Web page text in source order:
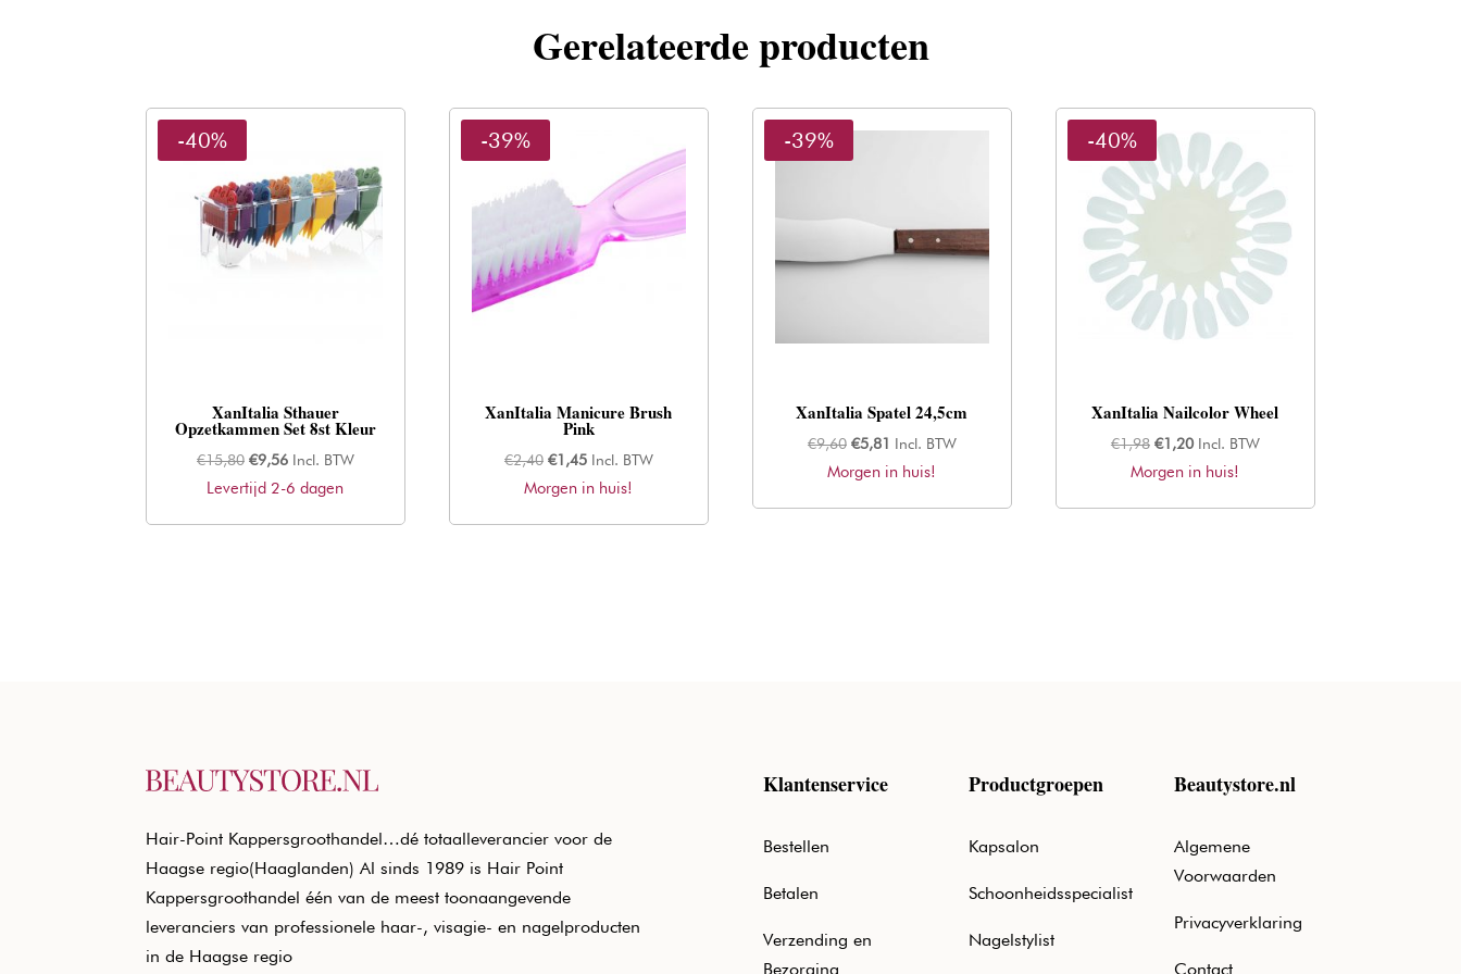
Gerelateerde producten
-40%
XanItalia Sthauer
Opzetkammen Set 8st Kleur
€15,80 Oorspronkelijke
prijs
€9,56Huidige
prijs
Incl. BTW
Levertijd 2-6 dagen
-39%
XanItalia Manicure Brush
Pink
€2,40 Oorspronkelijke
prijs
€1,45Huidige
prijs
Incl. BTW
Morgen in huis!
-39%
XanItalia Spatel 24,5cm
€9,60 Oorspronkelijke
prijs
€5,81 Huidige
prijs
Incl. BTW
Morgen in huis!
-40%
XanItalia Nailcolor Wheel
€1,98 Oorspronkelijke
prijs
€1,20Huidige
prijs
Incl. BTW
Morgen in huis!
Hair-Point Kappersgroothandel…dé totaalleverancier voor de
Haagse regio(Haaglanden) Al sinds 1989 is Hair Point
Kappersgroothandel één van de meest toonaangevende
leveranciers van professionele haar-, visagie- en nagelproducten
in de Haagse regio
Klantenservice
Bestellen
Betalen
Verzending en
Bezorging
Productgroepen
Kapsalon
Schoonheidsspecialist
Nagelstylist
Beautystore.nl
Algemene
Voorwaarden
Privacyverklaring
Contact